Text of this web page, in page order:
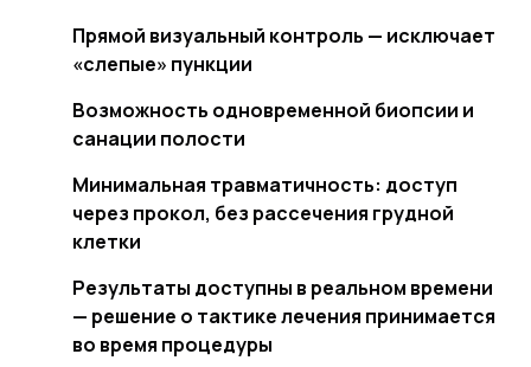
Прямой визуальный контроль — исключает
«слепые» пункции
Возможность одновременной биопсии и
санации полости
Минимальная травматичность: доступ
через прокол, без рассечения грудной
клетки
Результаты доступны в реальном времени
— решение о тактике лечения принимается
во время процедуры